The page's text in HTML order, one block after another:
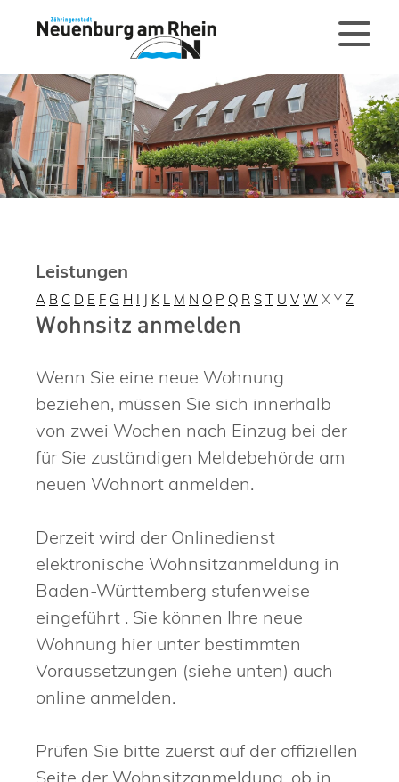
Leistungen
A B C D E F G H I J K L M N O P Q R S T U V W X Y Z
Wohnsitz anmelden
Wenn Sie eine neue Wohnung
beziehen, müssen Sie sich innerhalb
von zwei Wochen nach Einzug bei der
für Sie zuständigen Meldebehörde am
neuen Wohnort anmelden.
Derzeit wird der Onlinedienst
elektronische Wohnsitzanmeldung in
Baden-Württemberg stufenweise
eingeführt . Sie können Ihre neue
Wohnung hier unter bestimmten
Voraussetzungen (siehe unten) auch
online anmelden.
Prüfen Sie bitte zuerst auf der offiziellen
Seite der Wohnsitzanmeldung, ob in